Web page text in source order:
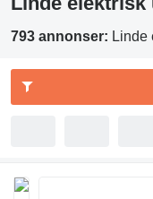
793 annonser: Linde